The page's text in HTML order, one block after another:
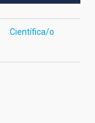
Científica/o